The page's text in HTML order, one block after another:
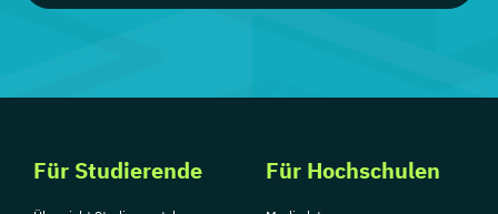
Für Studierende Für Hochschulen